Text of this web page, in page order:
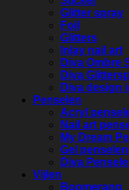
Glitter spray
Foil
Glitters
Inlay nail art
Diva Ombre
Diva
Diva design
Penselen
Acryl
Nail art
My Dream
Gel penselen
Diva
Vijlen
Boomerang